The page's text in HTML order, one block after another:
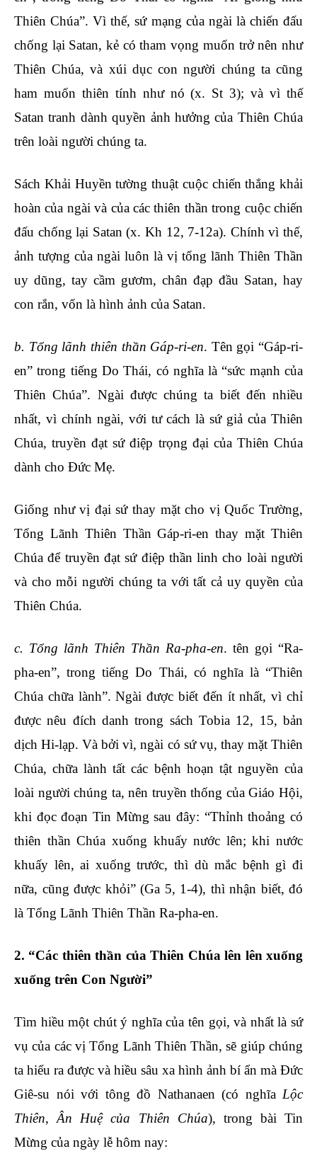
Thiên Chúa”. Vì thế, sứ mạng của ngài là chiến đấu
chống lại Satan, kẻ có tham vọng muốn trở nên như
Thiên Chúa, và xúi dục con người chúng ta cũng
ham muốn thiên tính như nó (x. St 3); và vì thế
Satan tranh dành quyền ảnh hưởng của Thiên Chúa
trên loài người chúng ta.
Sách Khải Huyền tường thuật cuộc chiến thắng khải
hoàn của ngài và của các thiên thần trong cuộc chiến
đấu chống lại Satan (x. Kh 12, 7-12a). Chính vì thế,
ảnh tượng của ngài luôn là vị tổng lãnh Thiên Thần
uy dũng, tay cầm gươm, chân đạp đầu Satan, hay
con rắn, vốn là hình ảnh của Satan.
b. Tổng lãnh thiên thần Gáp-ri-en. Tên gọi “Gáp-ri-
en” trong tiếng Do Thái, có nghĩa là “sức mạnh của
Thiên Chúa”. Ngài được chúng ta biết đến nhiều
nhất, vì chính ngài, với tư cách là sứ giả của Thiên
Chúa, truyền đạt sứ điệp trọng đại của Thiên Chúa
dành cho Đức Mẹ.
Giống như vị đại sứ thay mặt cho vị Quốc Trường,
Tổng Lãnh Thiên Thần Gáp-ri-en thay mặt Thiên
Chúa để truyền đạt sứ điệp thần linh cho loài người
và cho mỗi người chúng ta với tất cả uy quyền của
Thiên Chúa.
c. Tổng lãnh Thiên Thần Ra-pha-en. tên gọi “Ra-
pha-en”, trong tiếng Do Thái, có nghĩa là “Thiên
Chúa chữa lành”. Ngài được biết đến ít nhất, vì chỉ
được nêu đích danh trong sách Tobia 12, 15, bản
dịch Hi-lạp. Và bởi vì, ngài có sứ vụ, thay mặt Thiên
Chúa, chữa lành tất các bệnh hoạn tật nguyền của
loài người chúng ta, nên truyền thống của Giáo Hội,
khi đọc đoạn Tin Mừng sau đây: “Thỉnh thoảng có
thiên thần Chúa xuống khuấy nước lên; khi nước
khuấy lên, ai xuống trước, thì dù mắc bệnh gì đi
nữa, cũng được khỏi” (Ga 5, 1-4), thì nhận biết, đó
là Tổng Lãnh Thiên Thần Ra-pha-en.
2. “Các thiên thần của Thiên Chúa lên lên xuống
xuống trên Con Người”
Tìm hiều một chút ý nghĩa của tên gọi, và nhất là sứ
vụ của các vị Tổng Lãnh Thiên Thần, sẽ giúp chúng
ta hiểu ra được và hiều sâu xa hình ảnh bí ẩn mà Đức
Giê-su nói với tông đồ Nathanaen (có nghĩa Lộc
Thiên,Ân Huệ của Thiên Chúa), trong bài Tin
Mừng của ngày lễ hôm nay: